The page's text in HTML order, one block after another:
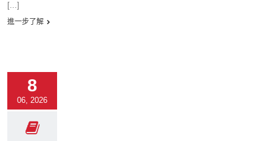
[...]
進一步了解
8
06, 2026